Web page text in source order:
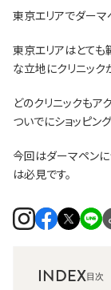
東京エリアでダーマ
東京エリアはとても
な立地にクリニック
どのクリニックもア
ついでにショッピン
今回はダーマペン
は必見です。
INDEX